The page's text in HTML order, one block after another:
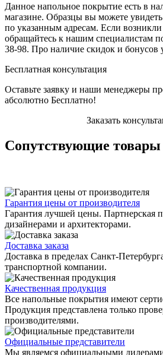
Данное напольное покрытие есть в
магазине. Образцы вы можете
по указанным адресам. Если
обращайтесь к нашим специалистам
38-98. Про наличие скидок и бонусов
Бесплатная консультация
Оставьте заявку и наши менеджеры
абсолютно Бесплатно!
Заказать
Сопутствующие товары
Гарантия цены от производителя
Гарантия лучшей цены. Партнерская
дизайнерами и архитекторами.
Доставка заказа
Доставка в пределах Санкт-
транспортной компании.
Качественная продукция
Все напольные покрытия имеют
Продукция представлена только
производителями.
Официальные представители
Мы являемся официальными